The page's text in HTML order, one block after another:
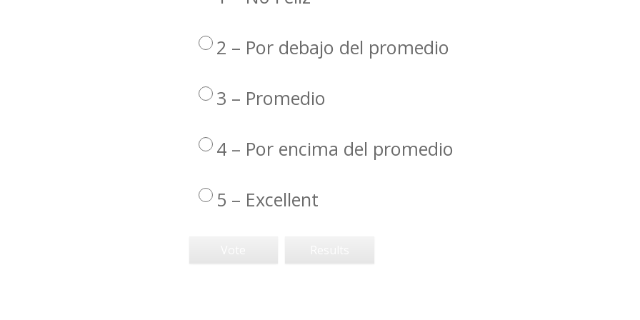
2 – Por debajo del promedio
3 – Promedio
4 – Por encima del promedio
5 – Excellent